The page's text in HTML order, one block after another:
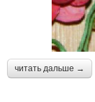
читать дальше →